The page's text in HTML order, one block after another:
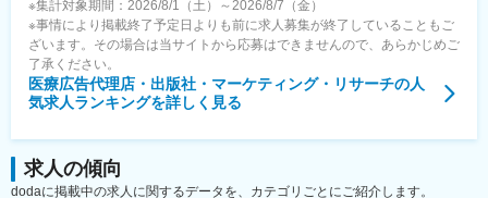
※集計対象期間：2026/8/1（土）～2026/8/7（金）
※事情により掲載終了予定日よりも前に求人募集が終了していることもご
ざいます。その場合は当サイトから応募はできませんので、あらかじめご
了承ください。
医療広告代理店・出版社・マーケティング・リサーチの人
気求人ランキングを詳しく見る
求人の傾向
dodaに掲載中の求人に関するデータを、カテゴリごとにご紹介します。